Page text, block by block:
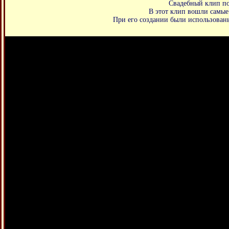
Свадебный клип
В этот клип вошли самые
При его создании были